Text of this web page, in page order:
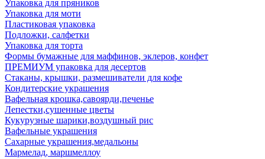
Упаковка для пряников
Упаковка для моти
Пластиковая упаковка
Подложки, салфетки
Упаковка для торта
Формы бумажные для маффинов, эклеров, конфет
ПРЕМИУМ упаковка для десертов
Стаканы, крышки, размешиватели для кофе
Кондитерские украшения
Вафельная крошка,савоярди,печенье
Лепестки,сушенные цветы
Кукурузные шарики,воздушный рис
Вафельные украшения
Сахарные украшения,медальоны
Мармелад, маршмеллоу